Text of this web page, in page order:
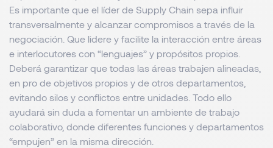
Es importante que el líder de Supply Chain sepa influir
transversalmente y alcanzar compromisos a través de la
negociación. Que lidere y facilite la interacción entre áreas
e interlocutores con “lenguajes” y propósitos propios.
Deberá garantizar que todas las áreas trabajen alineadas,
en pro de objetivos propios y de otros departamentos,
evitando silos y conflictos entre unidades. Todo ello
ayudará sin duda a fomentar un ambiente de trabajo
colaborativo, donde diferentes funciones y departamentos
“empujen” en la misma dirección.